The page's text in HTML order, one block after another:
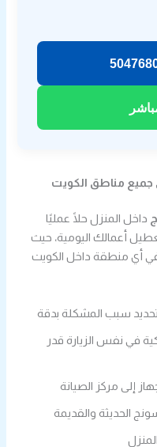
مناطق الكويت
داخل المنزل حلًا عمليًا
أعمالك اليومية، حيث
أي منطقة داخل الكويت
سبب المشكلة بدقة
في نفس الزيارة قدر
إلى مركز الصيانة
الحديثة والقديمة